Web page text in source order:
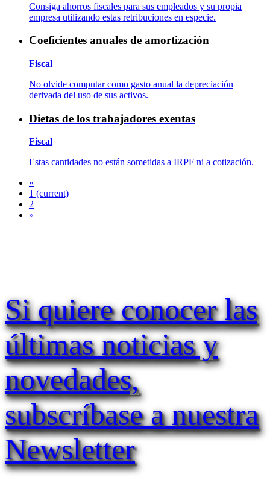
Consiga ahorros fiscales para sus empleados y su propia
empresa utilizando estas retribuciones en especie.
Coeficientes anuales de amortización
Fiscal
No olvide computar como gasto anual la depreciación
derivada del uso de sus activos.
Dietas de los trabajadores exentas
Fiscal
Estas cantidades no están sometidas a IRPF ni a cotización.
«
1 (current)
2
»
Si quiere conocer las
últimas noticias y
novedades,
subscríbase a nuestra
Newsletter